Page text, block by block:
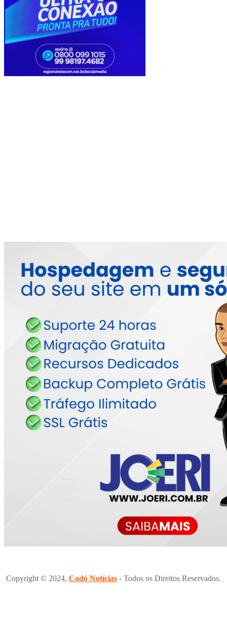
Copyright © 2024, Codó Notícias - Todos os Direitos Reservados.